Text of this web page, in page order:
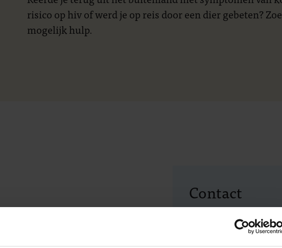
risico op hiv of werd je op reis door een dier gebeten?
mogelijk hulp.
Contact
Tijdens
Instituut voor Tropische